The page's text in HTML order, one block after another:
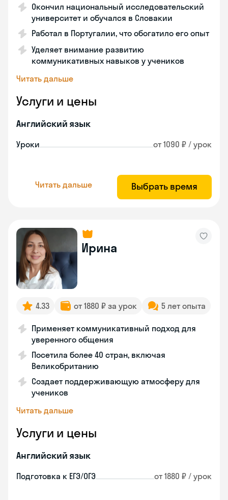
Окончил национальный исследовательский
университет и обучался в Словакии
Работал в Португалии, что обогатило его опыт
Уделяет внимание развитию
коммуникативных навыков у учеников
Читать дальше
Услуги и цены
Английский язык
Уроки от 1090 ₽ / урок
Читать дальше Выбрать время
Ирина
4.33 от 1880 ₽ за урок 5 лет опыта
Применяет коммуникативный подход для
уверенного общения
Посетила более 40 стран, включая
Великобританию
Создает поддерживающую атмосферу для
учеников
Читать дальше
Услуги и цены
Английский язык
Подготовка к ЕГЭ/ОГЭ от 1880 ₽ / урок